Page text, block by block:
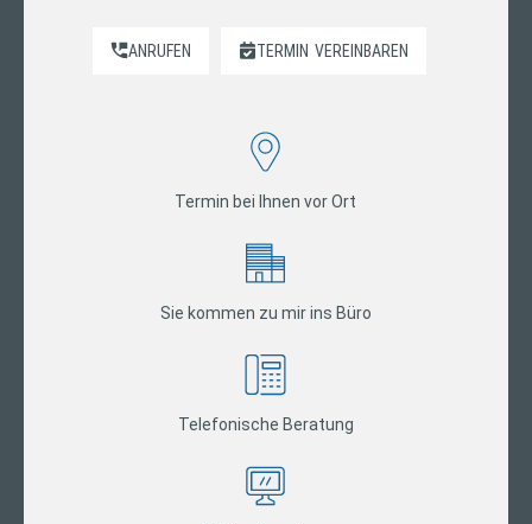
ANRUFEN TERMIN VEREINBAREN
Termin bei Ihnen vor Ort
Sie kommen zu mir ins Büro
Telefonische Beratung